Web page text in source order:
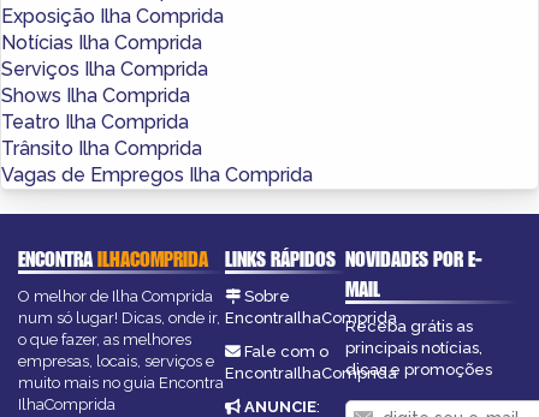
Exposição Ilha Comprida
Notícias Ilha Comprida
Serviços Ilha Comprida
Shows Ilha Comprida
Teatro Ilha Comprida
Trânsito Ilha Comprida
Vagas de Empregos Ilha Comprida
ENCONTRAILHACOMPRIDA
O melhor de Ilha Comprida
num só lugar! Dicas, onde ir,
o que fazer, as melhores
empresas, locais, serviços e
muito mais no guia Encontra
IlhaComprida
LINKS RÁPIDOS
Sobre
EncontraIlhaComprida
Fale com o
EncontraIlhaComprida
ANUNCIE:
NOVIDADES POR E-
MAIL
Receba grátis as
principais notícias,
dicas e promoções